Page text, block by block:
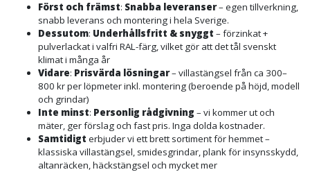
Först och främst: Snabba leveranser– egen tillverkning,
snabb leverans och montering i hela Sverige.
Dessutom: Underhållsfritt & snyggt – förzinkat +
pulverlackat i valfri RAL-färg, vilket gör att det tål svenskt
klimat i många år
Vidare: Prisvärda lösningar– villastängsel från ca 300–
800 kr per löpmeter inkl. montering (beroende på höjd, modell
och grindar)
Inte minst: Personlig rådgivning – vi kommer ut och
mäter, ger förslag och fast pris. Inga dolda kostnader.
Samtidigt erbjuder vi ett brett sortiment för hemmet –
klassiska villastängsel, smidesgrindar, plank för insynsskydd,
altanräcken, häckstängsel och mycket mer